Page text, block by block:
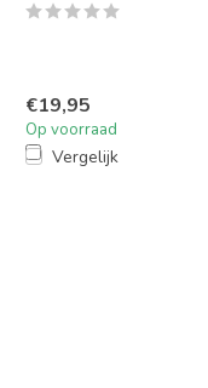
€19,95
Op voorraad
Vergelijk